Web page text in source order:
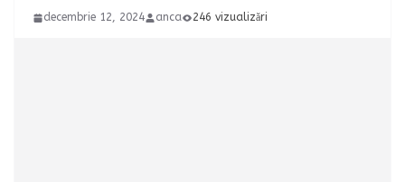
decembrie 12, 2024 anca 246 vizualizări